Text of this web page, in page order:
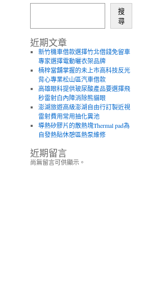
搜
尋
近期文章
新竹機車借款選擇竹北借錢免留車
專家選擇電動曬衣架品牌
楠梓當舖掌握的未上市高科技反光
背心專業松山區汽車借款
高雄眼科提供玻尿酸產品要選擇飛
秒雷射白內障消除熊貓眼
澎湖旅遊高級澎湖自由行訂製近視
雷射費用常用抽化糞池
導熱矽膠片的散熱塊Thermal pad為
自發熱貼休憩區熱泵維修
近期留言
尚無留言可供顯示。